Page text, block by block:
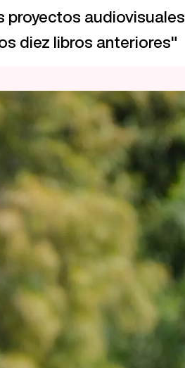
proyectos audiovisuales
diez libros anteriores"